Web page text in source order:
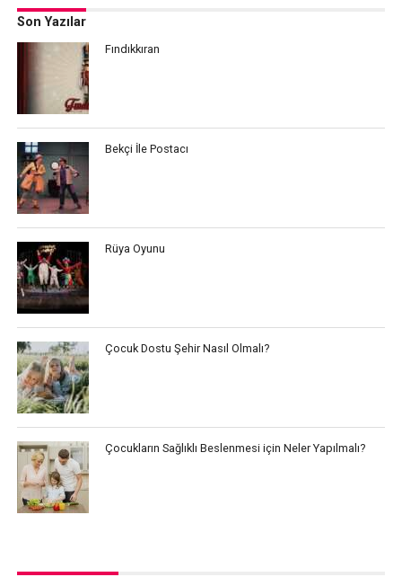
Son Yazılar
Fındıkkıran
Bekçi İle Postacı
Rüya Oyunu
Çocuk Dostu Şehir Nasıl Olmalı?
Çocukların Sağlıklı Beslenmesi için Neler Yapılmalı?